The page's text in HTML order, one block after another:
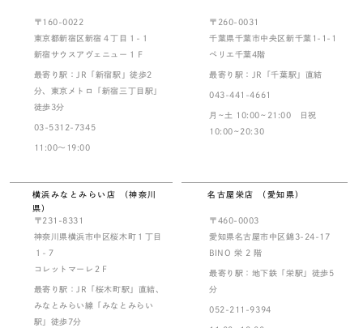
〒160-0022
東京都新宿区新宿４丁目１-１
新宿サウスアヴェニュー１Ｆ
最寄り駅：JR「新宿駅」徒歩2
分、東京メトロ「新宿三丁目駅」
徒歩3分
03-5312-7345
11:00～19:00
〒260-0031
千葉県千葉市中央区新千葉1-1-1
ペリエ千葉4階
最寄り駅：JR「千葉駅」直結
043-441-4661
月~土 10:00~21:00 日祝
10:00~20:30
横浜みなとみらい店 （神奈川
県）
〒231-8331
神奈川県横浜市中区桜木町１丁目
１-７
コレットマーレ２F
最寄り駅：JR「桜木町駅」直結、
みなとみらい線「みなとみらい
駅」徒歩7分
名古屋栄店 （愛知県）
〒460-0003
愛知県名古屋市中区錦3-24-17
BINO 栄 2 階
最寄り駅：地下鉄「栄駅」徒歩5
分
052-211-9394